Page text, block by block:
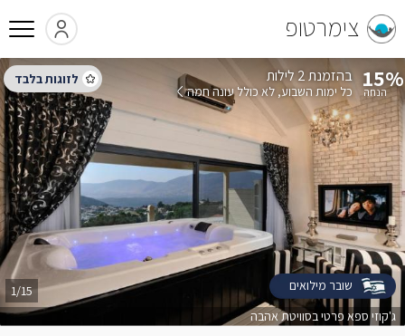
צימרטופ
ג'קוזי ספא פרטי בסוויטת אהבה
1/15
15% בהזמנת 2 לילות
כל ימות השבוע לא כולל עונה חמה
שובר מילואים